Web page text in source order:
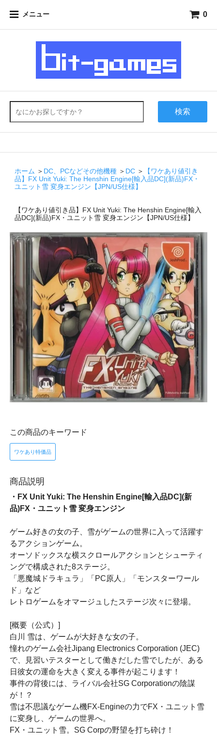
メニュー 0
検索
ホーム ＞ DC、PCなどその他機種 ＞ DC ＞
【ワケあり値引き
品】FX Unit Yuki: The Henshin Engine[輸入品DC](新品)FX・
ユニット雪 変身エンジン【JPN/US仕様】
【ワケあり値引き品】FX Unit Yuki: The Henshin Engine[輸入
品DC](新品)FX・ユニット雪 変身エンジン【JPN/US仕様】
この商品のキーワード
ワケあり特価品
商品説明
・FX Unit Yuki: The Henshin Engine[輸入品DC](新
品)FX・ユニット雪 変身エンジン
ゲーム好きの女の子、雪がゲームの世界に入って活躍す
るアクションゲーム。
オーソドックスな横スクロールアクションとシューティ
ングで構成された8ステージ。
「悪魔城ドラキュラ」「PC原人」「モンスターワール
ド」など
レトロゲームをオマージュしたステージ次々に登場。
[概要（公式）]
白川 雪は、ゲームが大好きな女の子。
憧れのゲーム会社Jipang Electronics Corporation (JEC)
で、見習いテスターとして働きだした雪でしたが、ある
日彼女の運命を大きく変える事件が起こります！
事件の背後には、ライバル会社SG Corporationの陰謀
が！？
雪は不思議なゲーム機FX-Engineの力でFX・ユニット雪
に変身し、ゲームの世界へ。
FX・ユニット雪。SG Corpの野望を打ち砕け！